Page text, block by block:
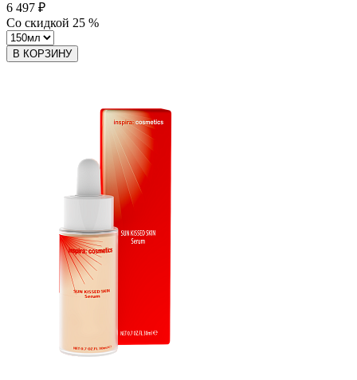
6 497 ₽
Со скидкой 25 %
В КОРЗИНУ